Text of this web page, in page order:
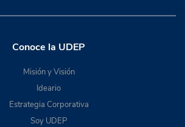
Conoce la UDEP
Misión y Visión
Ideario
Estrategia Corporativa
Soy UDEP